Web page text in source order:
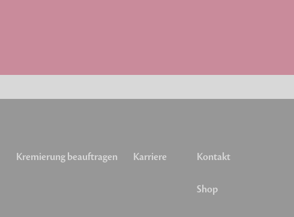
Kremierung beauftragen Karriere Kontakt
Shop